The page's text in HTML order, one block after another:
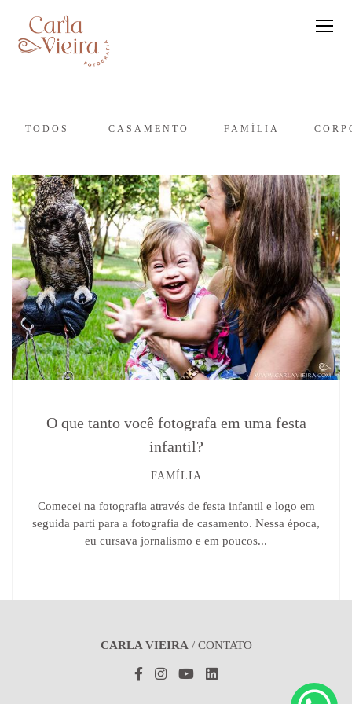
TODOS CASAMENTO FAMÍLIA
O que tanto você fotografa em uma festa
infantil?
FAMÍLIA
Comecei na fotografia através de festa infantil e logo em
seguida parti para a fotografia de casamento. Nessa época,
eu cursava jornalismo e em poucos...
CARLA VIEIRA / CONTATO